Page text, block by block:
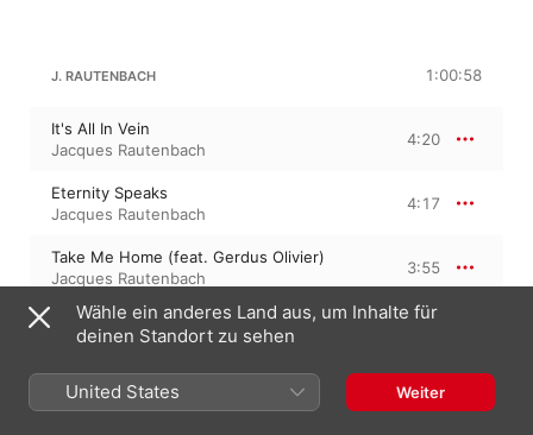
J. RAUTENBACH 1:00:58
It's All In Vein
Jacques Rautenbach
4:20
Eternity Speaks
Jacques Rautenbach
4:17
Take Me Home (feat. Gerdus Olivier)
Jacques Rautenbach
3:55
Forbidden Love
Jacques Rautenbach
Joy
Jacques Rautenbach
3:21
Wähle ein anderes Land aus, um Inhalte für
deinen Standort zu sehen
United States Weiter